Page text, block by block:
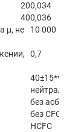
20
40
0,034
0,036
μ, не
10 000
0,7
40±15**
нейтральный
без асбеста,
без CFC–
HCFC